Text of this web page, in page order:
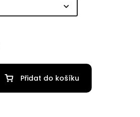
Přidat do košíku